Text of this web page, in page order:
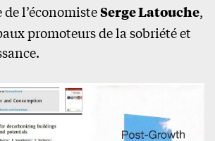
l’économisteSerge Latouche,
promoteurs de la sobriété et